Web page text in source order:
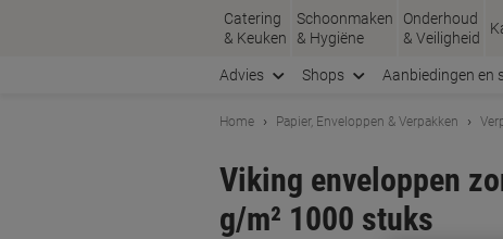
Catering
& Keuken
Schoonmaken
& Hygiëne
Onderhoud
& Veiligheid
Advies Shops Aanbiedingen en
Home Papier, Enveloppen & Verpakken
Viking enveloppen
g/m² 1000 stuks